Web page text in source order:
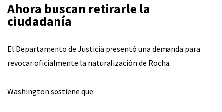
Ahora buscan retirarle la
ciudadanía
El Departamento de Justicia presentó una demanda para
revocar oficialmente la naturalización de Rocha.
Washington sostiene que: